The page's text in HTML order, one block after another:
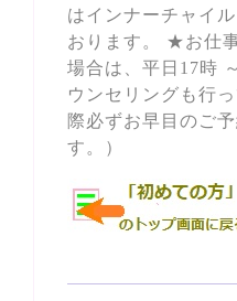
はインナーチャイ
おります。 ★お仕
場合は、平日17時
ウンセリングも行
際必ずお早目のご
す。）